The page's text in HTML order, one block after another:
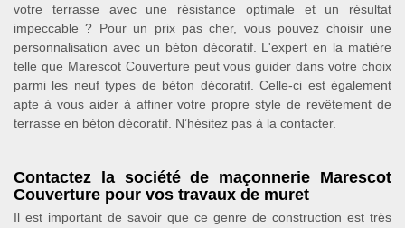
votre terrasse avec une résistance optimale et un résultat
impeccable ? Pour un prix pas cher, vous pouvez choisir une
personnalisation avec un béton décoratif. L'expert en la matière
telle que Marescot Couverture peut vous guider dans votre choix
parmi les neuf types de béton décoratif. Celle-ci est également
apte à vous aider à affiner votre propre style de revêtement de
terrasse en béton décoratif. N’hésitez pas à la contacter.
Contactez la société de maçonnerie Marescot
Couverture pour vos travaux de muret
Il est important de savoir que ce genre de construction est très